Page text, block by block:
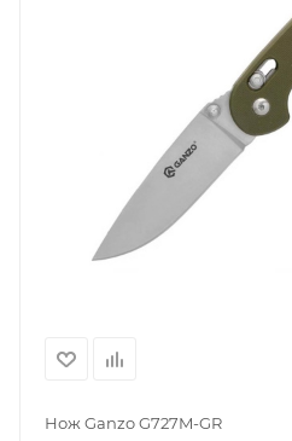
Нож Ganzo G727M-GR